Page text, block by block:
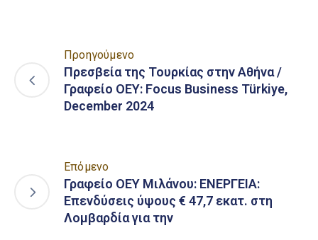
Προηγούμενο
Πρεσβεία της Τουρκίας στην Αθήνα /
Γραφείο ΟΕΥ: Focus Business Türkiye,
December 2024
Επόμενο
Γραφείο ΟΕΥ Μιλάνου: ΕΝΕΡΓΕΙΑ:
Επενδύσεις ύψους € 47,7 εκατ. στη
Λομβαρδία για την